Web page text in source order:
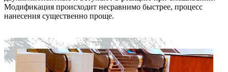
Модификация происходит несравнимо быстрее, процесс
нанесения существенно проще.